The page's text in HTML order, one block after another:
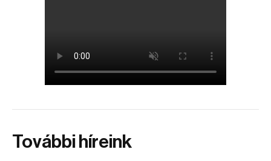
További híreink